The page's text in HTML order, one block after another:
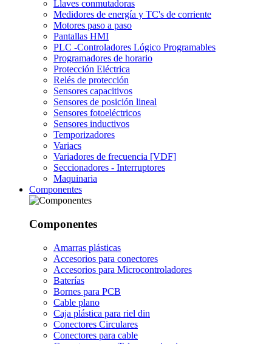
Llaves conmutadoras
Medidores de energía y TC's de corriente
Motores paso a paso
Pantallas HMI
PLC -Controladores Lógico Programables
Programadores de horario
Protección Eléctrica
Relés de protección
Sensores capacitivos
Sensores de posición lineal
Sensores fotoeléctricos
Sensores inductivos
Temporizadores
Variacs
Variadores de frecuencia [VDF]
Seccionadores - Interruptores
Maquinaria
Componentes
Componentes
Amarras plásticas
Accesorios para conectores
Accesorios para Microcontroladores
Baterías
Bornes para PCB
Cable plano
Caja plástica para riel din
Conectores Circulares
Conectores para cable